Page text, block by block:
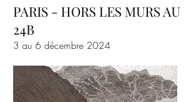
PARIS - HORS LES MURS AU
24B
3 au 6 décembre 2024